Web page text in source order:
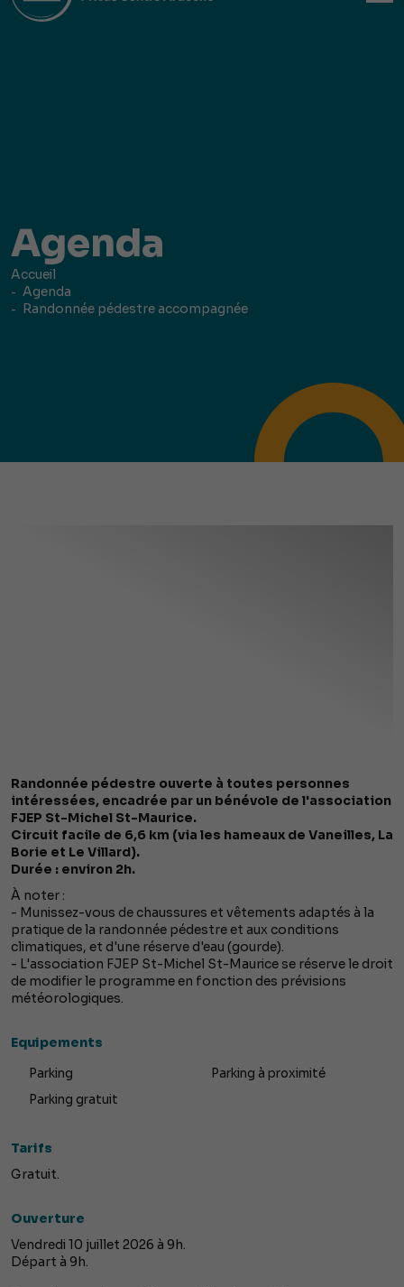
Agenda
Accueil
Agenda
Randonnée pédestre accompagnée
Randonnée pédestre ouverte à toutes personnes
intéressées, encadrée par un bénévole de l'association
FJEP St-Michel St-Maurice.
Circuit facile de 6,6 km (via les hameaux de Vaneilles, La
Borie et Le Villard).
Durée : environ 2h.
À noter :
- Munissez-vous de chaussures et vêtements adaptés à la
pratique de la randonnée pédestre et aux conditions
climatiques, et d'une réserve d'eau (gourde).
- L'association FJEP St-Michel St-Maurice se réserve le droit
de modifier le programme en fonction des prévisions
météorologiques.
Equipements
Parking
Parking à proximité
Parking gratuit
Tarifs
Gratuit.
Ouverture
Vendredi 10 juillet 2026 à 9h.
Départ à 9h.